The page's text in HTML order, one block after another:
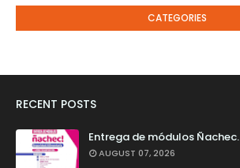
CATEGORIES
RECENT POSTS
Entrega de módulos Ñachec.
AUGUST 07, 2026